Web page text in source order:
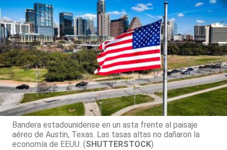
Bandera estadounidense en un asta frente al paisaje
aéreo de Austin, Texas. Las tasas altas no dañaron la
economía de EEUU. (SHUTTERSTOCK)